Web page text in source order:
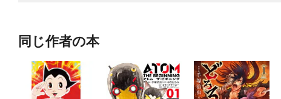
同じ作者の本